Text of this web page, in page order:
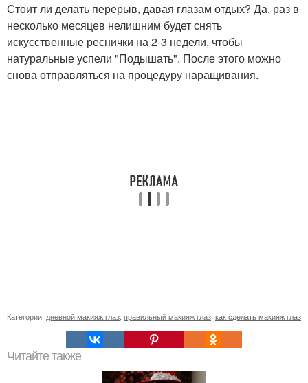
Стоит ли делать перерыв, давая глазам отдых? Да, раз в
несколько месяцев нелишним будет снять
искусственные реснички на 2-3 недели, чтобы
натуральные успели "Подышать". После этого можно
снова отправляться на процедуру наращивания.
Категории: дневной макияж глаз правильный макияж глаз как сделать макияж глаз
Читайте также